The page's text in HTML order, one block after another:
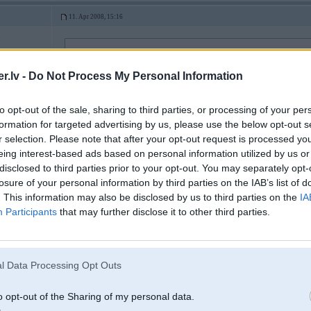
- Do Not Process My Personal Information
opt-out of the sale, sharing to third parties, or processing of your
for targeted advertising by us, please use the below opt-out
selection. Please note that after your opt-out request is processed
interest-based ads based on personal information utilized by us
to third parties prior to your opt-out. You may separately
of your personal information by third parties on the IAB’s list of
This information may also be disclosed by us to third parties on the
Participants that may further disclose it to other third parties.
Data Processing Opt Outs
opt-out of the Sharing of my personal data.
11. Apr 2008, 15:16
Viņš vnk ir idiots
11. Apr 2008, 15:16
11 Apr 2008, 15:15:45 mayday rakstīja:
+1